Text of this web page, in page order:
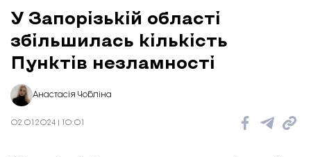
У Запорізькій області
збільшилась кількість
Пунктів незламності
Анастасія Чобліна
02.01.2024 | 10:01